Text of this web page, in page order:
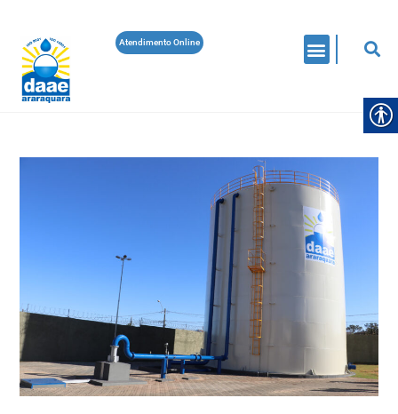
Atendimento Online